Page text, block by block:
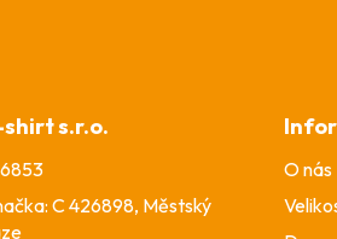
s.r.o.
C 426898, Městský
O nás